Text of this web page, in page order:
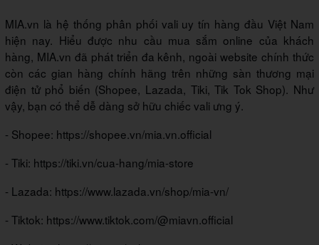
MIA.vn là hệ thống phân phối vali uy tín hàng đầu Việt Nam
hiện nay. Hiểu được nhu cầu mua sắm online của khách
hàng, MIA.vn đã phát triển đa kênh, ngoài website chính thức
còn các gian hàng chính hãng trên những sàn thương mại
điện tử phổ biến (Shopee, Lazada, Tiki, Tik Tok Shop). Như
vậy, bạn có thể dễ dàng sở hữu chiếc vali ưng ý.
- Shopee: https://shopee.vn/mia.vn.official
- Tiki: https://tiki.vn/cua-hang/mia-store
- Lazada: https://www.lazada.vn/shop/mia-vn/
- Tiktok: https://www.tiktok.com/@miavn.official